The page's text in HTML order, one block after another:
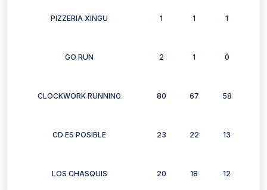
PIZZERIA XINGU 1 1 1
GO RUN 2 1 0
CLOCKWORK RUNNING 80 67 58
CD ES POSIBLE 23 22 13
LOS CHASQUIS 20 18 12